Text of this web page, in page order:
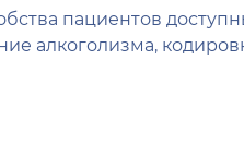
пациентов
алкоголизма,